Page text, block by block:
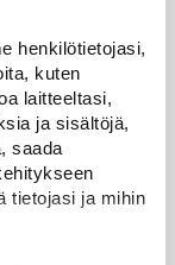
henkilötietojasi,
kuten
laitteeltasi,
ja sisältöjä,
saada
tietojasi ja mihin
ja Uuteen-